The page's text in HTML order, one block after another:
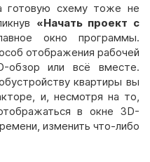
готовую схему тоже не
«Начать проект с
окно программы.
отображения рабочей
обзор или всё вместе.
квартиры вы
и, несмотря на то,
в окне 3D-
изменить что-либо